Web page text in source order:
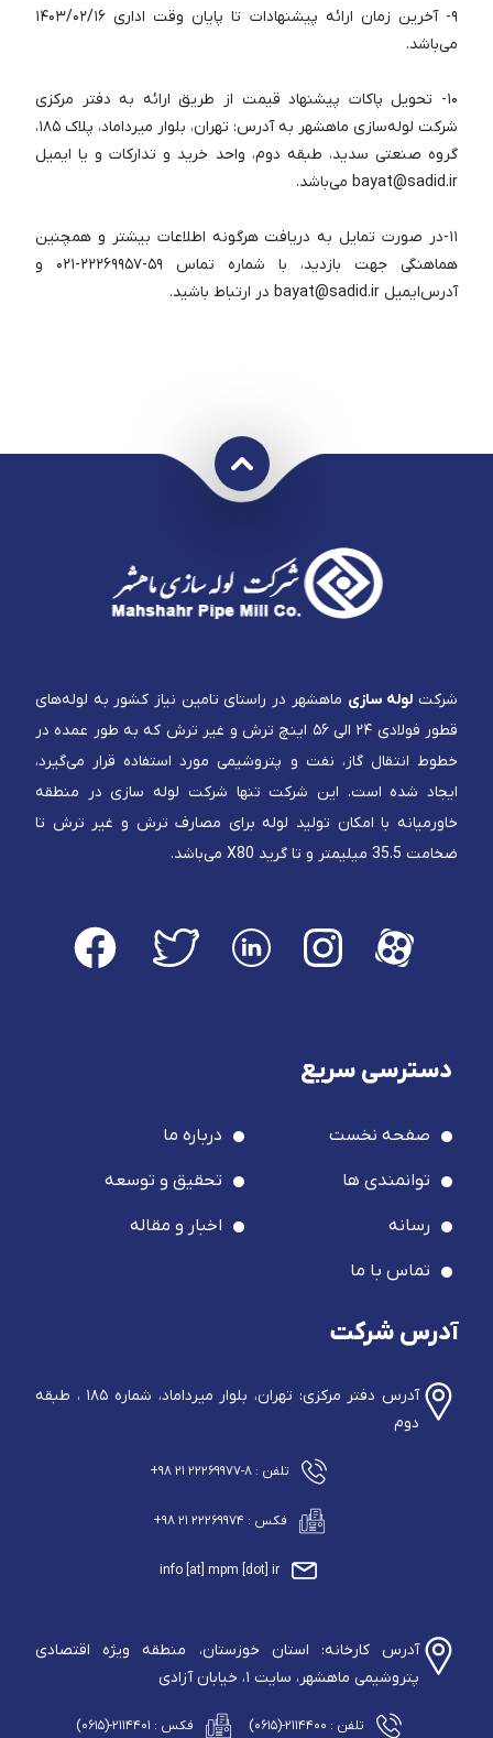
۹- آخرین زمان ارائه پیشنهادات تا پایان وقت اداری ۱۴۰۳/۰۲/۱۶
می‌باشد.
۱۰- تحویل پاکات پیشنهاد قیمت از طریق ارائه به دفتر مرکزی
شرکت لوله‌سازی ماهشهر به آدرس: تهران، بلوار میرداماد، پلاک ۱۸۵،
گروه صنعتی سدید، طبقه دوم، واحد خرید و تدارکات و یا‌ ایمیل
bayat@sadid.ir می‌باشد.
۱۱-در صورت تمایل به دریافت هرگونه اطلاعات بیشتر و همچنین
هماهنگی جهت بازدید، با شماره تماس ۵۹-۲۲۲۶۹۹۵۷-۰۲۱ و
آدرس‌ایمیل bayat@sadid.ir در ارتباط باشید.
شرکت لوله سازی ماهشهر در راستای تامین نیاز کشور به لوله‌های
قطور فولادی ۲۴ الی ۵۶ اینچ ترش و غیر ترش که به طور عمده در
خطوط انتقال گاز، نفت و پتروشیمی مورد استفاده قرار می‌گیرد،
ایجاد شده است. این شرکت تنها شرکت لوله سازی در منطقه
خاورمیانه با امکان تولید لوله برای مصارف ترش و غیر ترش تا
ضخامت 35.5 میلیمتر و تا گرید X80 می‌باشد.
دسترسی سریع
صفحه نخست درباره ما
توانمندی ها تحقیق و توسعه
رسانه اخبار و مقاله
تماس با ما
آدرس شرکت
آدرس دفتر مرکزی: تهران، بلوار میرداماد، شماره ۱۸۵ ، طبقه
دوم
تلفن : ۸-۲۲۲۶۹۹۷۷ ۲۱ ۹۸+
فکس : ۲۲۲۶۹۹۷۴ ۲۱ ۹۸+
info [at] mpm [dot] ir
آدرس کارخانه: استان خوزستان، منطقه ویژه اقتصادی
پتروشیمی ماهشهر، سایت ۱، خیابان آزادی
تلفن : ۲۱۱۴۴۰۰-(۰۶۱۵) فکس : ۲۱۱۴۴۰۱-(۰۶۱۵)